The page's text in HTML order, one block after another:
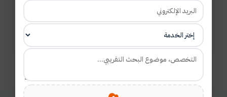
شارك المقال